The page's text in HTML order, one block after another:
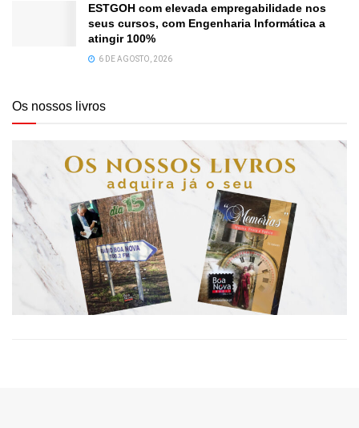
ESTGOH com elevada empregabilidade nos
seus cursos, com Engenharia Informática a
atingir 100%
6 DE AGOSTO, 2026
Os nossos livros